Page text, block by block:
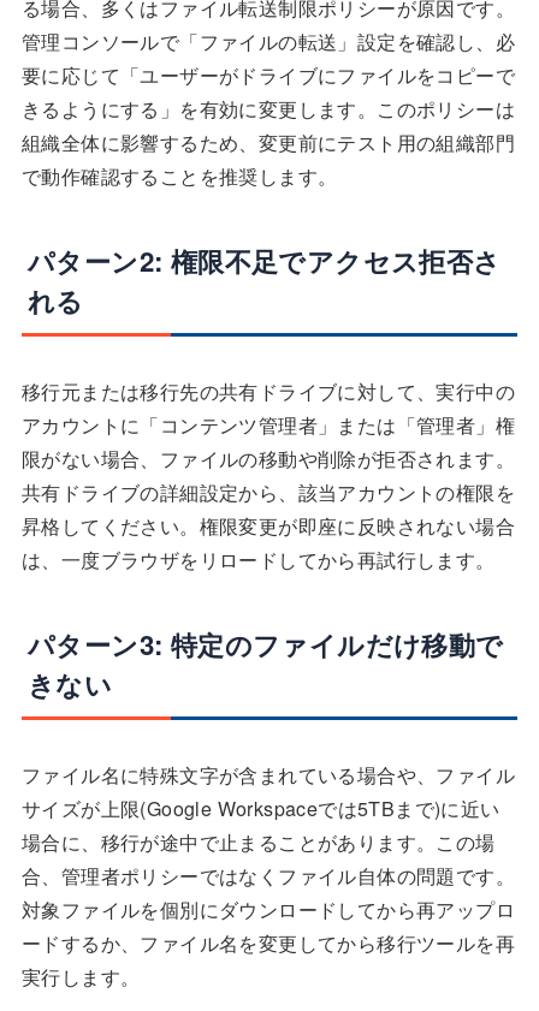
る場合、多くはファイル転送制限ポリシーが原因です。
管理コンソールで「ファイルの転送」設定を確認し、必
要に応じて「ユーザーがドライブにファイルをコピーで
きるようにする」を有効に変更します。このポリシーは
組織全体に影響するため、変更前にテスト用の組織部門
で動作確認することを推奨します。
パターン2: 権限不足でアクセス拒否さ
れる
移行元または移行先の共有ドライブに対して、実行中の
アカウントに「コンテンツ管理者」または「管理者」権
限がない場合、ファイルの移動や削除が拒否されます。
共有ドライブの詳細設定から、該当アカウントの権限を
昇格してください。権限変更が即座に反映されない場合
は、一度ブラウザをリロードしてから再試行します。
パターン3: 特定のファイルだけ移動で
きない
ファイル名に特殊文字が含まれている場合や、ファイル
サイズが上限(Google Workspaceでは5TBまで)に近い
場合に、移行が途中で止まることがあります。この場
合、管理者ポリシーではなくファイル自体の問題です。
対象ファイルを個別にダウンロードしてから再アップロ
ードするか、ファイル名を変更してから移行ツールを再
実行します。